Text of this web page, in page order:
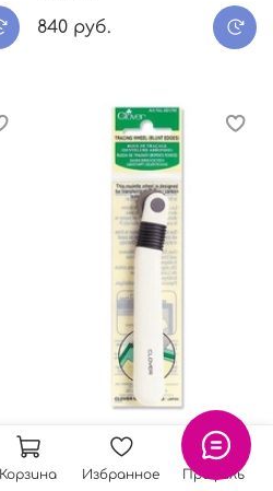
840 руб.
Копир (затупленые
края) 481/W Clover
Корзина Избранное Профиль